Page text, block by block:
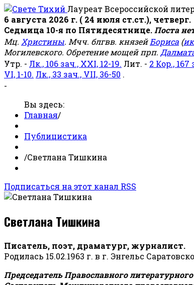
Лауреат Всероссийской
6 августа 2026 г. ( 24 июля ст.ст.), четверг.
Седмица 10-я по Пятидесятнице. Поста
Мц. Христины. Мчч. блгвв. князейБориса (
Могилевского. Обретение мощей прп.
Утр. - Лк., 106 зач., XXI, 12-19. Лит. - 2 Кор., 167
VI, 1-10. Лк., 33 зач., VII, 36-50 .
-
Вы здесь:
Главная/
Публицистика
/Светлана Тишкина
Подписаться на этот канал RSS
Светлана Тишкина
Писатель, поэт, драматург, журналист.
Родилась 15.02.1963 г. в г. Энгельс
Председатель Православного